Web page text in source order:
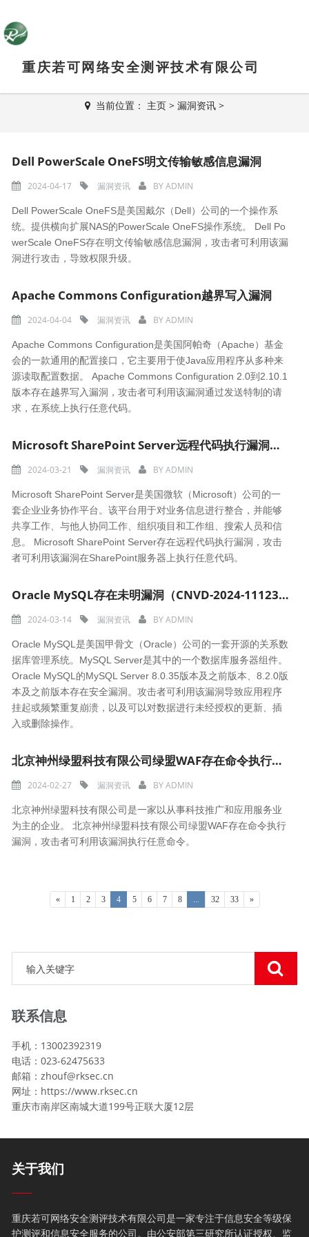
重庆若可网络安全测评技术有限公司
当前位置： 主页> 漏洞资讯>
Dell PowerScale OneFS明文传输敏感信息漏洞
2024-04-17 漏洞资讯 BYADMIN
Dell PowerScale OneFS是美国戴尔（Dell）公司的一个操作系
统。提供横向扩展NAS的PowerScale OneFS操作系统。 Dell Po
werScale OneFS存在明文传输敏感信息漏洞，攻击者可利用该漏
洞进行攻击，导致权限升级。
Apache Commons Configuration越界写入漏洞
2024-04-04 漏洞资讯 BYADMIN
Apache Commons Configuration是美国阿帕奇（Apache）基金
会的一款通用的配置接口，它主要用于使Java应用程序从多种来
源读取配置数据。 Apache Commons Configuration 2.0到2.10.1
版本存在越界写入漏洞，攻击者可利用该漏洞通过发送特制的请
求，在系统上执行任意代码。
Microsoft SharePoint Server远程代码执行漏洞（CNVD-2024-11162）
2024-03-21 漏洞资讯 BYADMIN
Microsoft SharePoint Server是美国微软（Microsoft）公司的一
套企业业务协作平台。该平台用于对业务信息进行整合，并能够
共享工作、与他人协同工作、组织项目和工作组、搜索人员和信
息。 Microsoft SharePoint Server存在远程代码执行漏洞，攻击
者可利用该漏洞在SharePoint服务器上执行任意代码。
Oracle MySQL存在未明漏洞（CNVD-2024-11123）
2024-03-14 漏洞资讯 BYADMIN
Oracle MySQL是美国甲骨文（Oracle）公司的一套开源的关系数
据库管理系统。MySQL Server是其中的一个数据库服务器组件。
Oracle MySQL的MySQL Server 8.0.35版本及之前版本、8.2.0版
本及之前版本存在安全漏洞。攻击者可利用该漏洞导致应用程序
挂起或频繁重复崩溃，以及可以对数据进行未经授权的更新、插
入或删除操作。
北京神州绿盟科技有限公司绿盟WAF存在命令执行漏洞（CNVD-2024-07088）
2024-02-27 漏洞资讯 BYADMIN
北京神州绿盟科技有限公司是一家以从事科技推广和应用服务业
为主的企业。 北京神州绿盟科技有限公司绿盟WAF存在命令执行
漏洞，攻击者可利用该漏洞执行任意命令。
« 1 2 3 4 5 6 7 8 ... 32 33 »
联系信息
手机：13002392319
电话：023-62475633
邮箱：zhouf@rksec.cn
网址：https://www.rksec.cn
重庆市南岸区南城大道199号正联大厦12层
关于我们
重庆若可网络安全测评技术有限公司是一家专注于信息安全等级保
护测评和信息安全服务的公司。由公安部第三研究所认证授权、监